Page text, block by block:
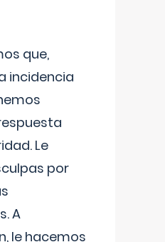
que,
incidencia
Le
por
A
le hacemos